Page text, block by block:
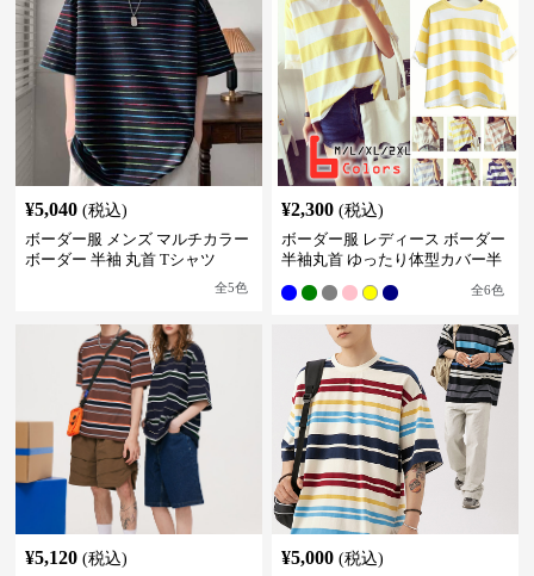
¥5,040 (税込)
ボーダー服 メンズ マルチカラー
ボーダー 半袖 丸首 Tシャツ
全5色
¥2,300 (税込)
ボーダー服 レディース ボーダー
半袖丸首 ゆったり体型カバー半
全6色
¥5,120 (税込)
¥5,000 (税込)